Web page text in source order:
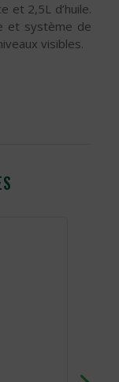
et 2,5L d’huile.
et système de
visibles.